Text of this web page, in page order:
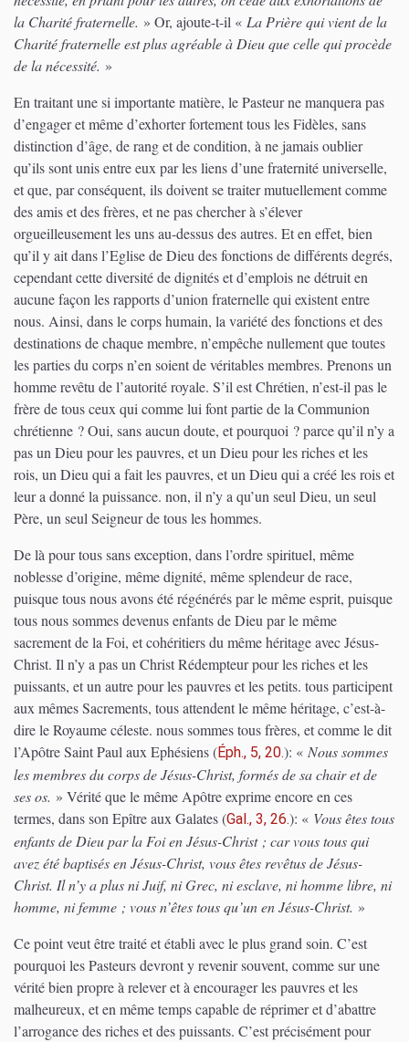
la Charité fraternelle. » Or, ajoute-t-il « La Prière qui vient de la
Charité fraternelle est plus agréable à Dieu que celle qui procède
de la nécessité. »
En traitant une si importante matière, le Pasteur ne manquera pas
d’engager et même d’exhorter fortement tous les Fidèles, sans
distinction d’âge, de rang et de condition, à ne jamais oublier
qu’ils sont unis entre eux par les liens d’une fraternité universelle,
et que, par conséquent, ils doivent se traiter mutuellement comme
des amis et des frères, et ne pas chercher à s’élever
orgueilleusement les uns au-dessus des autres. Et en effet, bien
qu’il y ait dans l’Eglise de Dieu des fonctions de différents degrés,
cependant cette diversité de dignités et d’emplois ne détruit en
aucune façon les rapports d’union fraternelle qui existent entre
nous. Ainsi, dans le corps humain, la variété des fonctions et des
destinations de chaque membre, n’empêche nullement que toutes
les parties du corps n’en soient de véritables membres. Prenons un
homme revêtu de l’autorité royale. S’il est Chrétien, n’est-il pas le
frère de tous ceux qui comme lui font partie de la Communion
chrétienne ? Oui, sans aucun doute, et pourquoi ? parce qu’il n’y a
pas un Dieu pour les pauvres, et un Dieu pour les riches et les
rois, un Dieu qui a fait les pauvres, et un Dieu qui a créé les rois et
leur a donné la puissance. non, il n’y a qu’un seul Dieu, un seul
Père, un seul Seigneur de tous les hommes.
De là pour tous sans exception, dans l’ordre spirituel, même
noblesse d’origine, même dignité, même splendeur de race,
puisque tous nous avons été régénérés par le même esprit, puisque
tous nous sommes devenus enfants de Dieu par le même
sacrement de la Foi, et cohéritiers du même héritage avec Jésus-
Christ. Il n’y a pas un Christ Rédempteur pour les riches et les
puissants, et un autre pour les pauvres et les petits. tous participent
aux mêmes Sacrements, tous attendent le même héritage, c’est-à-
dire le Royaume céleste. nous sommes tous frères, et comme le dit
l’Apôtre Saint Paul aux Ephésiens(Éph., 5, 20.): « Nous sommes
les membres du corps de Jésus-Christ, formés de sa chair et de
ses os. » Vérité que le même Apôtre exprime encore en ces
termes, dans son Epître aux Galates(Gal., 3, 26.): « Vous êtes tous
enfants de Dieu par la Foi en Jésus-Christ ; car vous tous qui
avez été baptisés en Jésus-Christ, vous êtes revêtus de Jésus-
Christ. Il n’y a plus ni Juif, ni Grec, ni esclave, ni homme libre, ni
homme, ni femme ; vous n’êtes tous qu’un en Jésus-Christ. »
Ce point veut être traité et établi avec le plus grand soin. C’est
pourquoi les Pasteurs devront y revenir souvent, comme sur une
vérité bien propre à relever et à encourager les pauvres et les
malheureux, et en même temps capable de réprimer et d’abattre
l’arrogance des riches et des puissants. C’est précisément pour